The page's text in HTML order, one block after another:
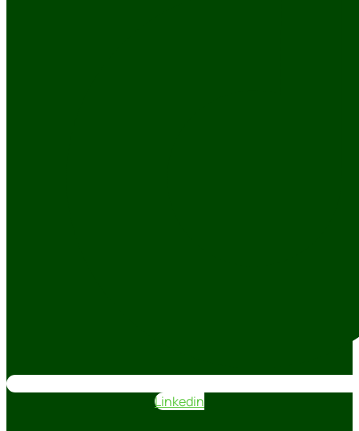
Linkedin